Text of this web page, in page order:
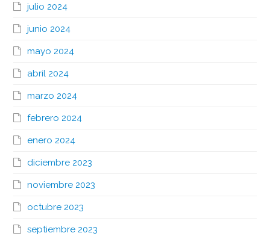
julio 2024
junio 2024
mayo 2024
abril 2024
marzo 2024
febrero 2024
enero 2024
diciembre 2023
noviembre 2023
octubre 2023
septiembre 2023